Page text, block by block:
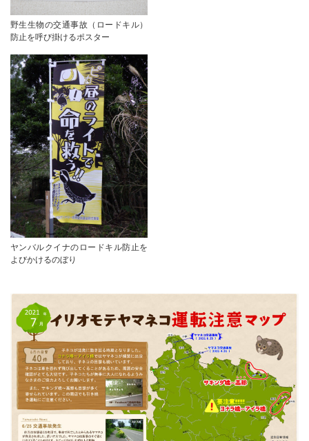
野生生物の交通事故（ロードキル）
防止を呼び掛けるポスター
ヤンバルクイナのロードキル防止を
よびかけるのぼり